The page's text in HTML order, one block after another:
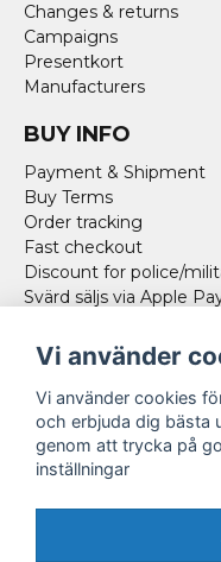
Changes & returns
Campaigns
Presentkort
Manufacturers
BUY INFO
Payment & Shipment
Buy Terms
Order tracking
Fast checkout
Discount for police/
Svärd säljs via Apple
Norweigan customers
Cookies
FOLLOW US
Facebook
Instagram
Youtube
Vi använder
Vi använder cookies
och erbjuda dig bästa
genom att trycka på
inställningar